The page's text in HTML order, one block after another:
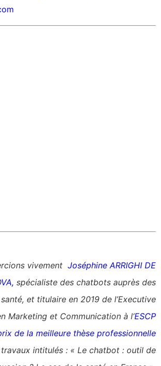
vivement Joséphine ARRIGHI DE
, spécialiste des chatbots auprès des
et titulaire en 2019 de l’Executive
Marketing et Communication à l’ESCP
de la meilleure thèse professionnelle
intitulés : « Le chatbot : outil de